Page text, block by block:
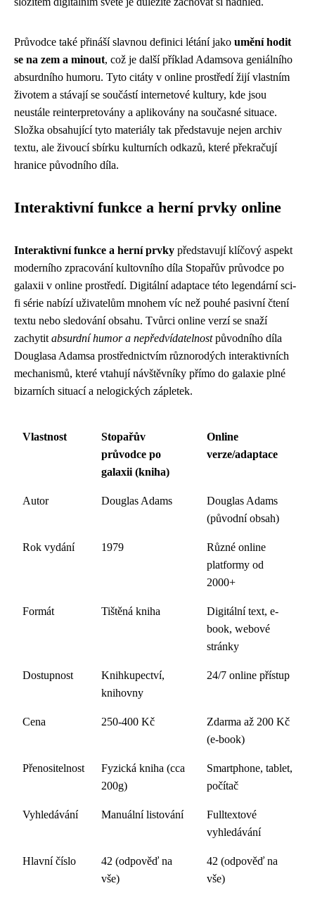
Průvodce také přináší slavnou definici létání jako umění hodit
se na zem a minout, což je další příklad Adamsova geniálního
absurdního humoru. Tyto citáty v online prostředí žijí vlastním
životem a stávají se součástí internetové kultury, kde jsou
neustále reinterpretovány a aplikovány na současné situace.
Složka obsahující tyto materiály tak představuje nejen archiv
textu, ale živoucí sbírku kulturních odkazů, které překračují
hranice původního díla.
Interaktivní funkce a herní prvky online
Interaktivní funkce a herní prvky představují klíčový aspekt
moderního zpracování kultovního díla Stopařův průvodce po
galaxii v online prostředí. Digitální adaptace této legendární sci-
fi série nabízí uživatelům mnohem víc než pouhé pasivní čtení
textu nebo sledování obsahu. Tvůrci online verzí se snaží
zachytit absurdní humor a nepředvídatelnostpůvodního díla
Douglasa Adamsa prostřednictvím různorodých interaktivních
mechanismů, které vtahují návštěvníky přímo do galaxie plné
bizarních situací a nelogických zápletek.
Vlastnost
Stopařův
průvodce po
galaxii (kniha)
Online
verze/adaptace
Autor Douglas Adams
Douglas Adams
(původní obsah)
Rok vydání 1979
Různé online
platformy od
2000+
Formát Tištěná kniha
Digitální text, e-
book, webové
stránky
Dostupnost
Knihkupectví,
knihovny
24/7 online přístup
Cena 250-400 Kč
Zdarma až 200 Kč
(e-book)
Přenositelnost
Fyzická kniha (cca
200g)
Smartphone, tablet,
počítač
Vyhledávání Manuální listování
Fulltextové
vyhledávání
Hlavní číslo
42 (odpověď na
vše)
42 (odpověď na
vše)